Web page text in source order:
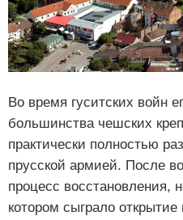
Во время гуситских войн
большинства чешских
практически полностью
прусской армией. После
процесс восстановления,
котором сыграло